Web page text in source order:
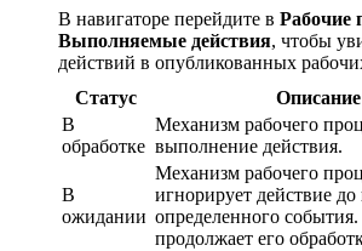
В навигаторе перейдите в Рабочие
Выполняемые действия, чтобы
действий в опубликованных
Статус
Описание
В
обработке
Механизм рабочего
выполнение действия.
В
ожидании
Механизм рабочего
игнорирует действие до
определенного
продолжает его